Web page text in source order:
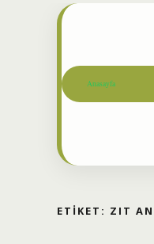
Anasayfa
ETIKET: ZIT